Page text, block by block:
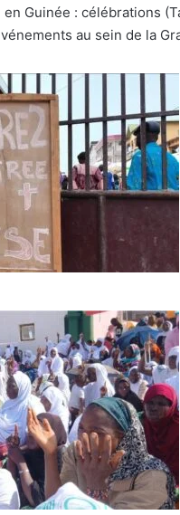
Guinée : célébrations
au sein de la